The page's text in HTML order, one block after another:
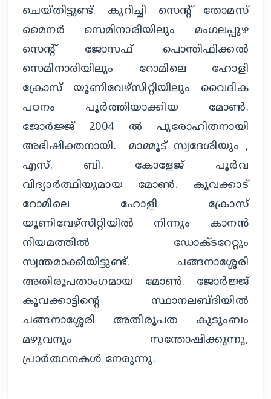
ചെയ്തിട്ടുണ്ട്. കുറിച്ചി സെന്റ് തോമസ്
മൈനർ സെമിനാരിയിലും മംഗലപ്പുഴ
സെന്റ് ജോസഫ് പൊന്തിഫിക്കൽ
സെമിനാരിയിലും റോമിലെ ഹോളി
ക്രോസ് യൂണിവേഴ്സിറ്റിയിലും വൈദിക
പഠനം പൂർത്തിയാക്കിയ മോൺ.
ജോർജ്ജ് 2004 ൽ പുരോഹിതനായി
അഭിഷിക്തനായി. മാമ്മൂട് സ്വദേശിയും ,
എസ്. ബി. കോളേജ് പൂർവ
വിദ്യാർത്ഥിയുമായ മോൺ. കൂവക്കാട്
റോമിലെ ഹോളി ക്രോസ്
യൂണിവേഴ്സിറ്റിയിൽ നിന്നും കാനൻ
നിയമത്തിൽ ഡോക്ടറേറ്റും
സ്വന്തമാക്കിയിട്ടുണ്ട്. ചങ്ങനാശ്ശേരി
അതിരൂപതാംഗമായ മോൺ. ജോർജ്ജ്
കൂവക്കാട്ടിന്റെ സ്ഥാനലബ്ദിയിൽ
ചങ്ങനാശ്ശേരി അതിരൂപത കുടുംബം
മഴുവനും സന്തോഷിക്കുന്നു,
പ്രാർത്ഥനകൾ നേരുന്നു.